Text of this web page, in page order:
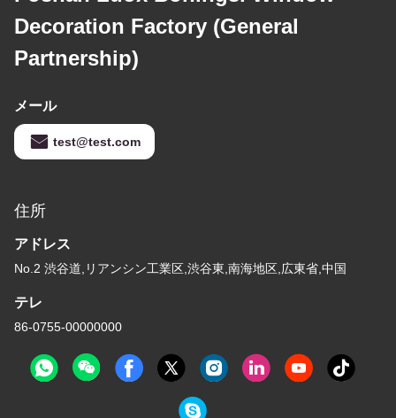
Decoration Factory (General
Partnership)
メール
test@test.com
住所
アドレス
No.2 渋谷道,リアンシン工業区,渋谷東,南海地区,広東省,中国
テレ
86-0755-00000000